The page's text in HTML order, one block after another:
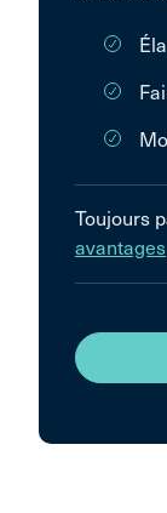
Toujours
avantages